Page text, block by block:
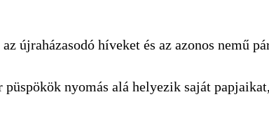
híveket és az azonos nemű
nyomás alá helyezik saját